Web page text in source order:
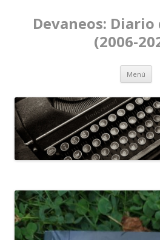
Devaneos:
(2006-
Menú Ir